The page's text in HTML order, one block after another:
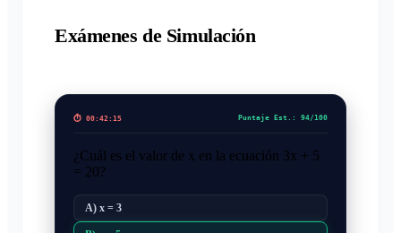
Exámenes de Simulación
⏱️ 00:42:15 Puntaje Est.: 94/100
¿Cuál es el valor de x en la ecuación 3x + 5
= 20?
A) x = 3